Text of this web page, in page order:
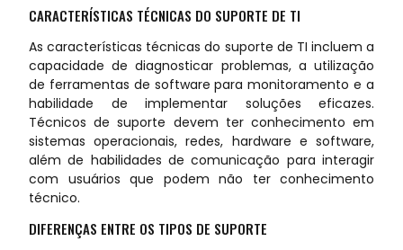
CARACTERÍSTICAS TÉCNICAS DO SUPORTE DE TI
As características técnicas do suporte de TI incluem a
capacidade de diagnosticar problemas, a utilização
de ferramentas de software para monitoramento e a
habilidade de implementar soluções eficazes.
Técnicos de suporte devem ter conhecimento em
sistemas operacionais, redes, hardware e software,
além de habilidades de comunicação para interagir
com usuários que podem não ter conhecimento
técnico.
DIFERENÇAS ENTRE OS TIPOS DE SUPORTE